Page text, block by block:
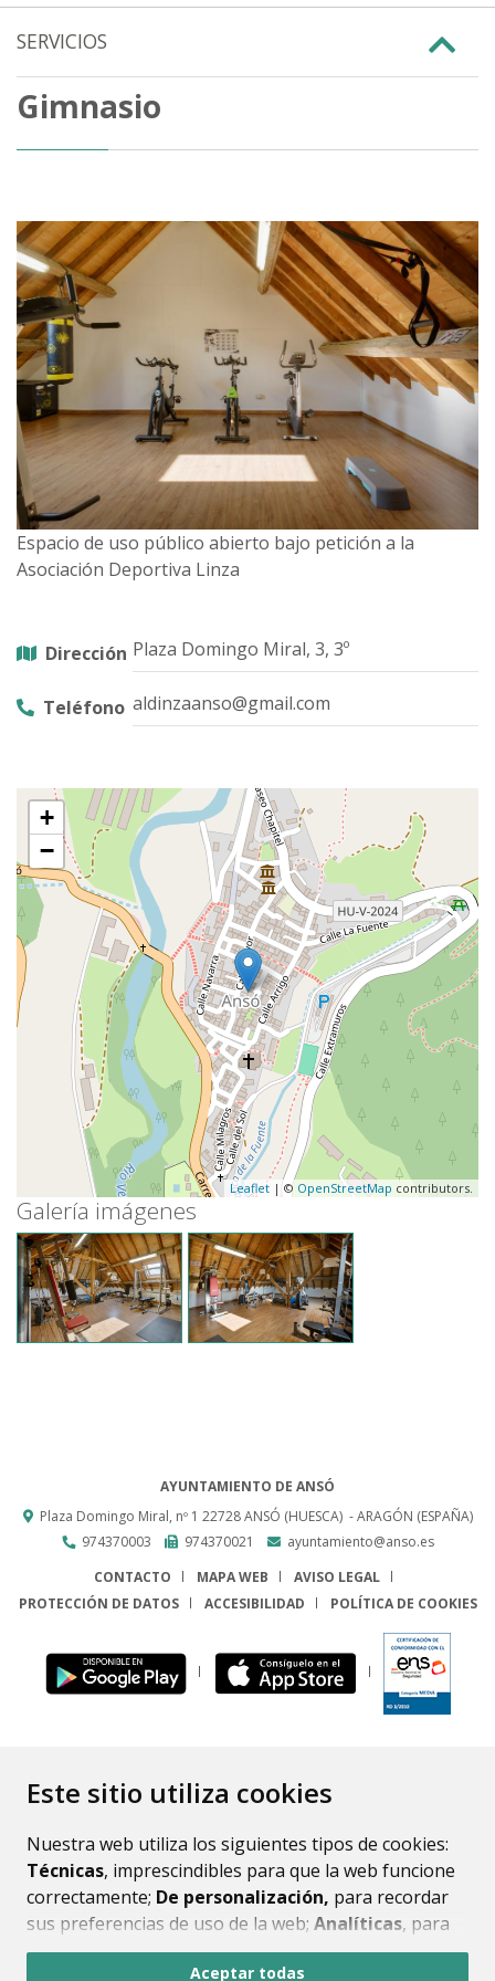
Este sitio utiliza cookies
Nuestra web utiliza los siguientes tipos de cookies:
Técnicas, imprescindibles para que la web funcione
correctamente; De personalización, para recordar
sus preferencias de uso de la web; Analíticas, para
mejorar el funcionamiento de la web y sus servicios.
Aceptar todas
SERVICIOS
Gimnasio
Espacio de uso público abierto bajo petición a la
Asociación Deportiva Linza
Dirección Plaza Domingo Miral, 3, 3º
Teléfono aldinzaanso@gmail.com
+
−
Leaflet | © OpenStreetMap contributors.
Galería imágenes
AYUNTAMIENTO DE ANSÓ
Plaza Domingo Miral, nº 1 22728 ANSÓ (HUESCA) - ARAGÓN (ESPAÑA)
974370003
974370021
ayuntamiento@anso.es
CONTACTO
MAPA WEB
AVISO LEGAL
PROTECCIÓN DE DATOS
ACCESIBILIDAD POLÍTICA DE COOKIES